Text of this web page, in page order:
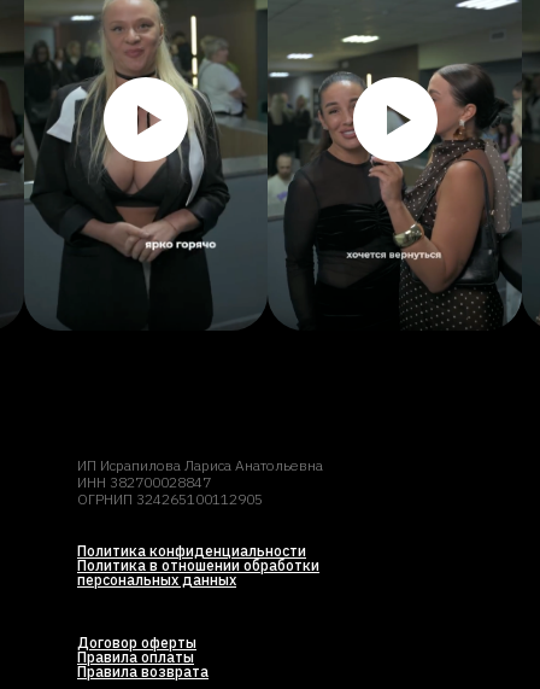
Политика конфиденциальности
Политика в отношении обработки
персональных данных
Договор оферты
Правила оплаты
Правила возврата
ИП Исрапилова Лариса Анатольевна
ИНН 382700028847
ОГРНИП 324265100112905